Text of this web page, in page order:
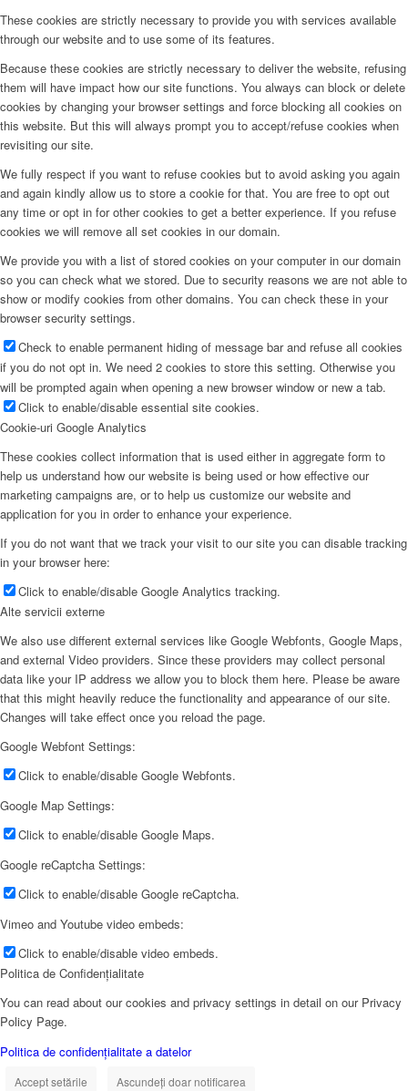
These cookies are strictly necessary to provide you with services available
through our website and to use some of its features.
Because these cookies are strictly necessary to deliver the website, refusing
them will have impact how our site functions. You always can block or delete
cookies by changing your browser settings and force blocking all cookies on
this website. But this will always prompt you to accept/refuse cookies when
revisiting our site.
We fully respect if you want to refuse cookies but to avoid asking you again
and again kindly allow us to store a cookie for that. You are free to opt out
any time or opt in for other cookies to get a better experience. If you refuse
cookies we will remove all set cookies in our domain.
We provide you with a list of stored cookies on your computer in our domain
so you can check what we stored. Due to security reasons we are not able to
show or modify cookies from other domains. You can check these in your
browser security settings.
Check to enable permanent hiding of message bar and refuse all cookies
if you do not opt in. We need 2 cookies to store this setting. Otherwise you
will be prompted again when opening a new browser window or new a tab.
Click to enable/disable essential site cookies.
Cookie-uri Google Analytics
These cookies collect information that is used either in aggregate form to
help us understand how our website is being used or how effective our
marketing campaigns are, or to help us customize our website and
application for you in order to enhance your experience.
If you do not want that we track your visit to our site you can disable tracking
in your browser here:
Click to enable/disable Google Analytics tracking.
Alte servicii externe
We also use different external services like Google Webfonts, Google Maps,
and external Video providers. Since these providers may collect personal
data like your IP address we allow you to block them here. Please be aware
that this might heavily reduce the functionality and appearance of our site.
Changes will take effect once you reload the page.
Google Webfont Settings:
Click to enable/disable Google Webfonts.
Google Map Settings:
Click to enable/disable Google Maps.
Google reCaptcha Settings:
Click to enable/disable Google reCaptcha.
Vimeo and Youtube video embeds:
Click to enable/disable video embeds.
Politica de Confidențialitate
You can read about our cookies and privacy settings in detail on our Privacy
Policy Page.
Politica de confidențialitate a datelor
Accept setările Ascundeți doar notificarea